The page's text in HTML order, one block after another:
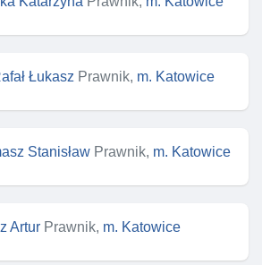
Łukasz Prawnik, m. Katowice
Stanisław Prawnik, m. Katowice
Artur Prawnik, m. Katowice